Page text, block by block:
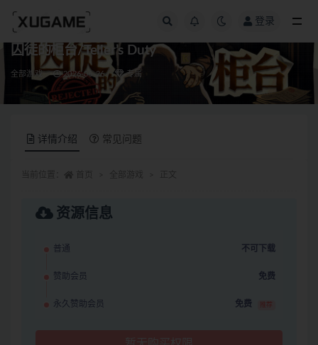
登录
囚徒的柜台/Teller’s Duty
全部游戏 2026-06-26 专属
详情介绍 常见问题
资源信息
普通 不可下载
赞助会员 免费
永久赞助会员 免费 推荐